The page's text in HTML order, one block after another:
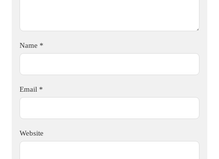
Name *
Email *
Website